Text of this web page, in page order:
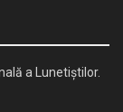
a Lunetiștilor.